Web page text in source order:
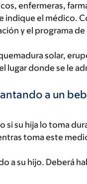
enfermeras,
indique el médico.
y el programa
solar,
lugar donde se le
a un
su hija lo toma
toma este
a su hijo. Deberá